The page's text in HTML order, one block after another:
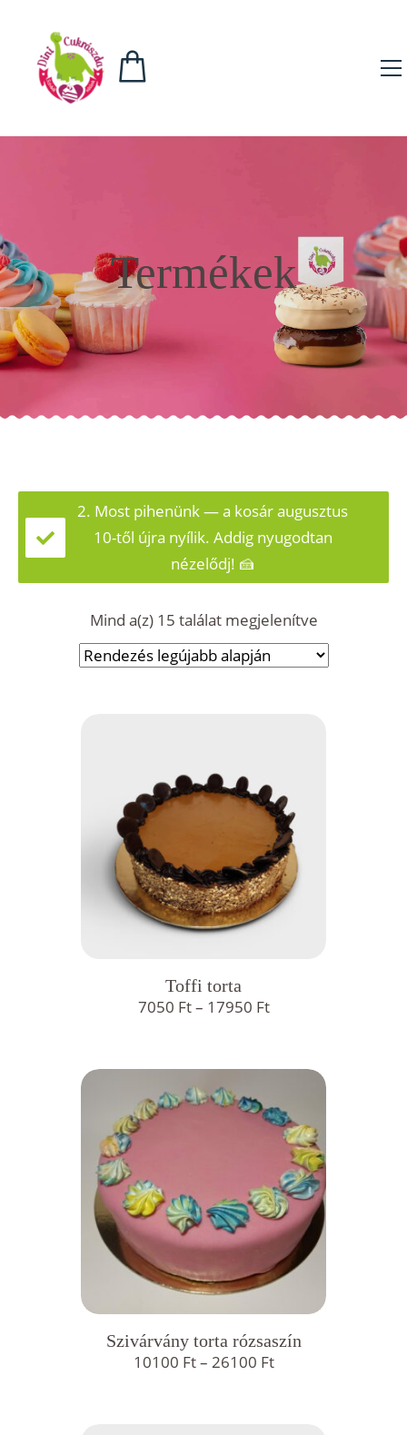
Termékek
2. Most pihenünk — a kosár augusztus
10-től újra nyílik. Addig nyugodtan
nézelődj! 🍰
Mind a(z) 15 találat megjelenítveSorted
by
latest
Toffi torta
7050 Ft– 17950 FtÁrtartomány:
Szivárvány torta rózsaszín
10100 Ft– 26100 FtÁrtartomány: